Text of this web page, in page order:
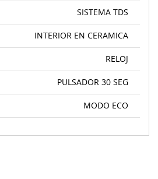
SISTEMA TDS
INTERIOR EN CERAMICA
RELOJ
PULSADOR 30 SEG
MODO ECO